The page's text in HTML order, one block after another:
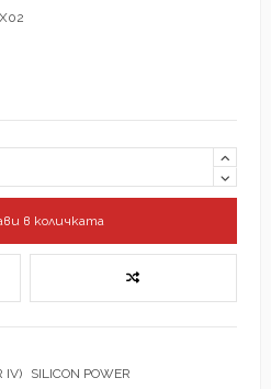
в количката
IV)
SILICON POWER